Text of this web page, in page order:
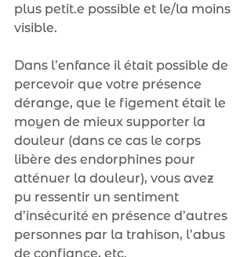
plus petit.e possible et le/la moins
visible.
Dans l’enfance il était possible de
percevoir que votre présence
dérange, que le figement était le
moyen de mieux supporter la
douleur (dans ce cas le corps
libère des endorphines pour
atténuer la douleur), vous avez
pu ressentir un sentiment
d’insécurité en présence d’autres
personnes par la trahison, l’abus
de confiance, etc.